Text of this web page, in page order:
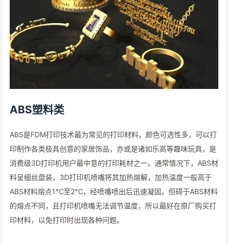
ABS塑料类
ABS是FDM打印技术最为常见的打印材料，颜色可选性多，可以打
印制作各类极具创意的家居饰品，亦或是诸如乐高等趣味玩具，是
消费级3D打印机用户最中意的打印耗材之一。通常情况下，ABS材
料呈细丝盘装，3D打印机喷嘴将其加热熔解，加热温度一般高于
ABS材料熔点1℃至2℃，经喷嘴喷出后迅速凝固。但碍于ABS材料
的熔点不同，且打印机喷嘴无法调节温度，所以最好在原厂购买打
印材料，以免打印时出现各种问题。